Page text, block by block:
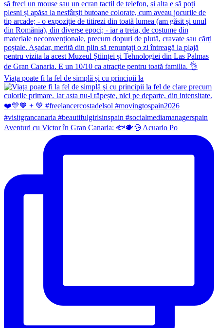
Viața poate fi la fel de simplă și cu principii la
Aventuri cu Victor în Gran Canaria: 🐟🐡🍥 Acuario Po